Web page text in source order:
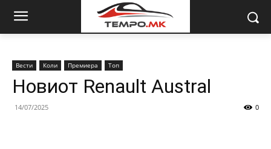
Вести Коли Премиера Топ
Новиот Renault Austral
14/07/2025 0